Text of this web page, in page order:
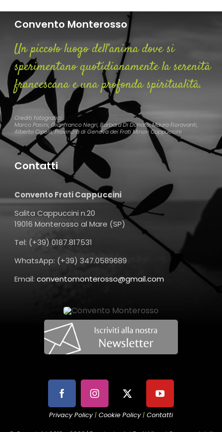
Convento Monterosso
Un piccolo luogo dell’anima dove si
sperimentano quotidianamente la serenità
francescana e una profonda spiritualità.
Crediti fotografici:
Marco Pasini, Gianfranco Negri, Barbara Di Donato, Mauro Fioravanti,
Alberto Cipelli, Provincia di Genova dei Frati Minori Cappuccini
Contatti
Convento Frati Cappuccini
Salita Cappuccini n.20
19016 Monterosso al Mare (SP)
Tel: (+39) 0187.817531
WhatsApp: (+39) 347.0589689
Email: conventomonterosso@gmail.com
Privacy Policy| Cookie Policy| Contatti